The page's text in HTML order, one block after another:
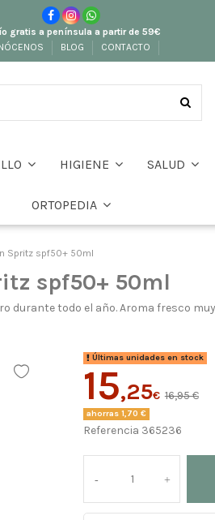
gratis a península a partir de 59€
BLOG CONTACTO
HIGIENE SALUD
ORTOPEDIA
Spritz spf50+ 50ml
spf50+ 50ml
todo el año. Aroma fresco
Últimas unidades en stock
15,25€ 16,95 €
ahorras 1,70 €
Referencia 365236